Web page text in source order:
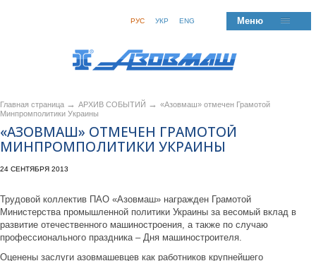
РУС УКР ENG Меню
Главная страница → АРХИВ СОБЫТИЙ → «Азовмаш» отмечен Грамотой
Минпромполитики Украины
«АЗОВМАШ» ОТМЕЧЕН ГРАМОТОЙ
МИНПРОМПОЛИТИКИ УКРАИНЫ
24 СЕНТЯБРЯ 2013
Трудовой коллектив ПАО «Азовмаш» награжден Грамотой
Министерства промышленной политики Украины за весомый вклад в
развитие отечественного машиностроения, а также по случаю
профессионального праздника – Дня машиностроителя.
Оценены заслуги азовмашевцев как работников крупнейшего